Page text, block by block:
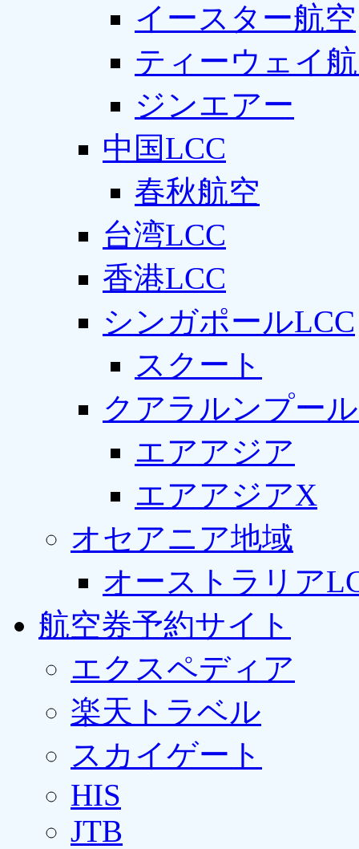
イースター航空
ティーウェイ
ジンエアー
中国LCC
春秋航空
台湾LCC
香港LCC
シンガポールLCC
スクート
クアラルンプー
エアアジア
エアアジアX
オセアニア地域
オーストラリア
航空券予約サイト
エクスペディア
楽天トラベル
スカイゲート
HIS
JTB